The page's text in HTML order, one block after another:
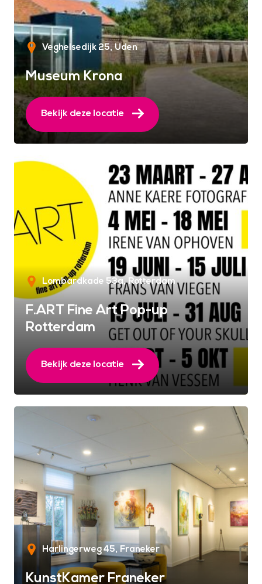
Veghelsedijk 25 Uden
Museum Krona
Bekijk deze locatie
Lombardkade 53a Rotterdam
F.ART Fine Art Pop-up
Rotterdam
Bekijk deze locatie
Harlingerweg 45 Franeker
KunstKamer Franeker